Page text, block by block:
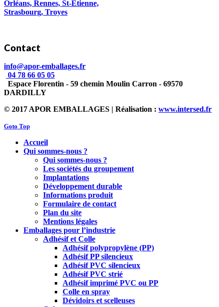
Orléans, Rennes, St-Étienne,
Strasbourg, Troyes
Contact
info@apor-emballages.fr
04 78 66 05 05
Espace Florentin - 59 chemin Moulin Carron - 69570
DARDILLY
© 2017 APOR EMBALLAGES | Réalisation : www.intersed.fr
Goto Top
Accueil
Qui sommes-nous ?
Qui sommes-nous ?
Les sociétés du groupement
Implantations
Développement durable
Informations produit
Formulaire de contact
Plan du site
Mentions légales
Emballages pour l’industrie
Adhésif et Colle
Adhésif polypropylène (PP)
Adhésif PP silencieux
Adhésif PVC silencieux
Adhésif PVC strié
Adhésif imprimé PVC ou PP
Colle en spray
Dévidoirs et scelleuses